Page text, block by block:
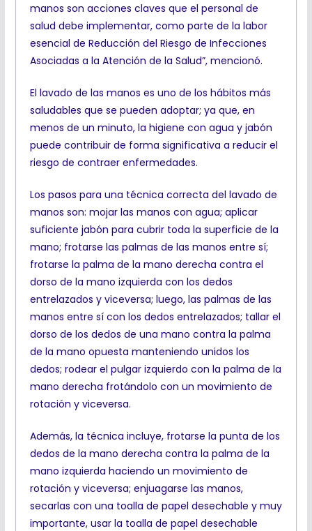
manos son acciones claves que el personal de
salud debe implementar, como parte de la labor
esencial de Reducción del Riesgo de Infecciones
Asociadas a la Atención de la Salud”, mencionó.
El lavado de las manos es uno de los hábitos más
saludables que se pueden adoptar; ya que, en
menos de un minuto, la higiene con agua y jabón
puede contribuir de forma significativa a reducir el
riesgo de contraer enfermedades.
Los pasos para una técnica correcta del lavado de
manos son: mojar las manos con agua; aplicar
suficiente jabón para cubrir toda la superficie de la
mano; frotarse las palmas de las manos entre sí;
frotarse la palma de la mano derecha contra el
dorso de la mano izquierda con los dedos
entrelazados y viceversa; luego, las palmas de las
manos entre sí con los dedos entrelazados; tallar el
dorso de los dedos de una mano contra la palma
de la mano opuesta manteniendo unidos los
dedos; rodear el pulgar izquierdo con la palma de la
mano derecha frotándolo con un movimiento de
rotación y viceversa.
Además, la técnica incluye, frotarse la punta de los
dedos de la mano derecha contra la palma de la
mano izquierda haciendo un movimiento de
rotación y viceversa; enjuagarse las manos,
secarlas con una toalla de papel desechable y muy
importante, usar la toalla de papel desechable